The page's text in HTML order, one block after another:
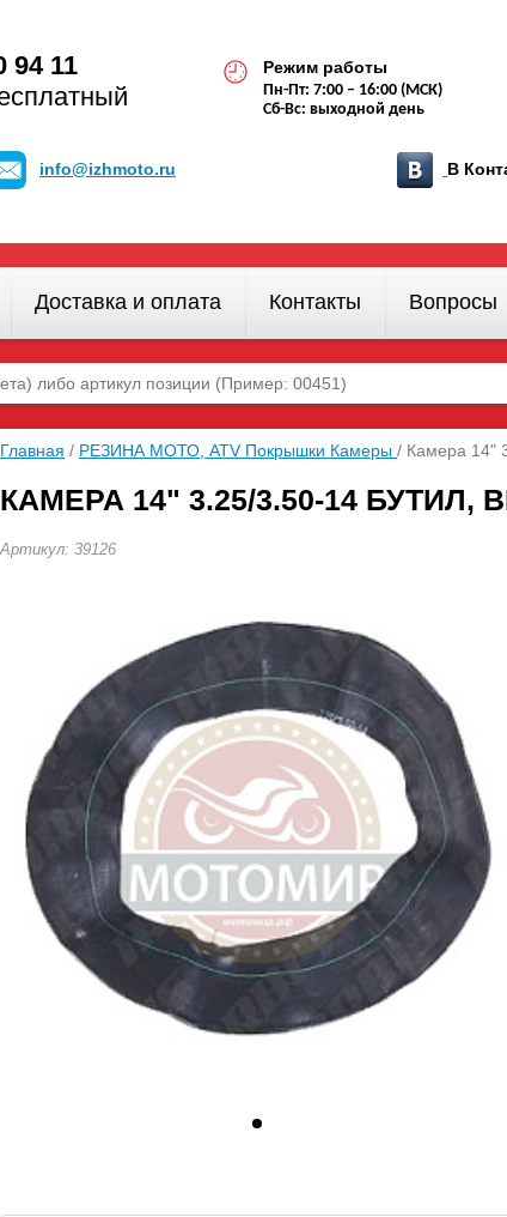
94 11
Режим работы
Пн-Пт: 7:00 – 16:00 (МСК)
Сб-Вс: выходной день
info@izhmoto.ru В
Доставка и оплата Контакты Вопросы
Главная / РЕЗИНА МОТО, ATV Покрышки Камеры / Камера 14"
КАМЕРА 14" 3.25/3.50-14 БУТИЛ,
Артикул: 39126